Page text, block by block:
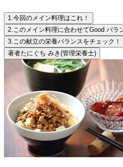
1.今回のメイン料理はこれ！
2.このメイン料理に合わせてGood バラ
3.この献立の栄養バランスをチェック！
著者たにぐち みき (管理栄養士)